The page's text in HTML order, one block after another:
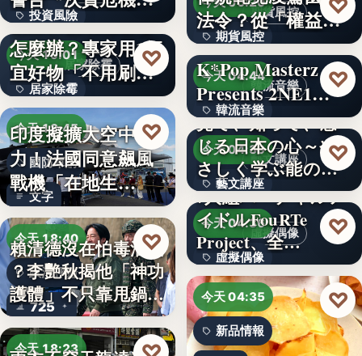
投資風險
文字
式」逆轉…
居家除霉
今天 19:01
居家除霉
文字
牆壁反覆潮濕發霉
怎麼辦？專家用1便
宜好物「不用刷清
除陳年…
♡
今天 18:45
國防軍購
文字
印度擬擴大空中戰
力！法國同意飆風
戰機「在地生
產」，機隊規…
♡
今天 18:40
政治評論
725
賴清德沒在怕毒油案
？李艷秋揭他「神功
護體」不只靠甩鍋盧
秀…
♡
今天 18:23
期貨風控
期貨風控
文字
法令？從「權益
數」定義看…
♡
韓流音樂
今天 04:44
韓流音樂
文字
K*Pop Masterz
Presents 2NE1…
♡
藝文講座
今天 04:39
藝文講座
1,000円
見て、知って、感
じる日本の心～や
さしく学ぶ能の世
界へ
♡
虛擬偶像
今天 04:36
虛擬偶像
10
7人組バーチャルア
イドルFouRTe
Project、全…
♡
今天 04:35
新品情報
♡